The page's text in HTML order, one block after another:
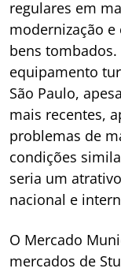
regulares em
modernização
bens
equipamento
São Paulo,
mais recentes,
problemas de
condições
seria um
nacional e
O Mercado
mercados de